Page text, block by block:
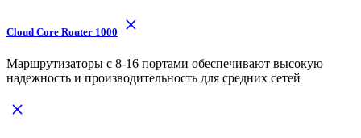
Cloud Core Router 1000
Маршрутизаторы с 8-16 портами обеспечивают высокую
надежность и производительность для средних сетей